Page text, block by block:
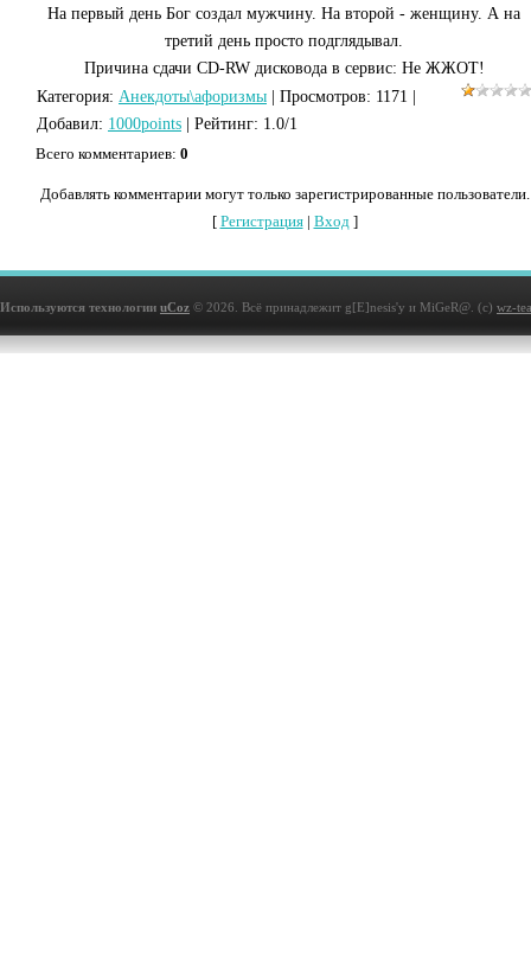
На первый день Бог создал мужчину. На второй - женщину. А на
третий день просто подглядывал.
Причина сдачи СD-RW дисковода в сервис: Не ЖЖОТ!
Категория: Анекдоты\афоризмы Просмотров: 1171 |
Добавил: 1000points Рейтинг: 1.0/1
Всего комментариев: 0
Добавлять комментарии могут только зарегистрированные пользователи.
[ Регистрация| Вход]
Используются технологии uCoz © 2026. Всё принадлежит g[E]nesis'у и MiGeR@. (с) wz-